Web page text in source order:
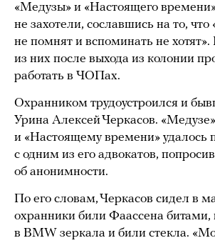
«Медузы» и «Настоящего
не захотели, сославшись на то, что
не помнят и вспоминать не
из них после выхода из колонии
работать в ЧОПах.
Охранником трудоустроился и
Урина Алексей Черкасов. «Медузе»
и «Настоящему времени» удалось
с одним из его адвокатов,
об анонимности.
По его словам, Черкасов сидел в
охранники били Фаассена
в BMW зеркала и били стекла.